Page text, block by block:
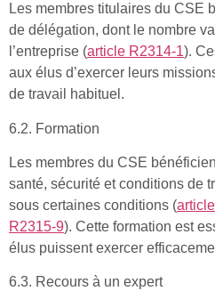
Les membres titulaires du CSE
de délégation, dont le nombre
l’entreprise (article R2314-1).
aux élus d’exercer leurs
de travail habituel.
6.2. Formation
Les membres du CSE
santé, sécurité et conditions de
sous certaines conditions (
R2315-9). Cette formation est
élus puissent exercer
6.3. Recours à un expert